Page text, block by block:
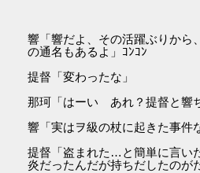
響「響だよ、その活躍ぶりから
の通名もあるよ」ｺﾝｺﾝ
提督「変わったな」
那珂「はーい あれ？提督と響
響「実はヲ級の杖に起きた事件
提督「盗まれた…と簡単に言い
炎だったんだが持ちだしたのが